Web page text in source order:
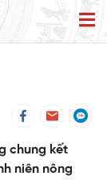
chung kết
niên nông